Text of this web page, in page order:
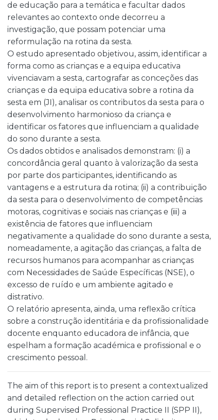
de educação para a temática e facultar dados
relevantes ao contexto onde decorreu a
investigação, que possam potenciar uma
reformulação na rotina da sesta.
O estudo apresentado objetivou, assim, identificar a
forma como as crianças e a equipa educativa
vivenciavam a sesta, cartografar as conceções das
crianças e da equipa educativa sobre a rotina da
sesta em (JI), analisar os contributos da sesta para o
desenvolvimento harmonioso da criança e
identificar os fatores que influenciam a qualidade
do sono durante a sesta.
Os dados obtidos e analisados demonstram: (i) a
concordância geral quanto à valorização da sesta
por parte dos participantes, identificando as
vantagens e a estrutura da rotina; (ii) a contribuição
da sesta para o desenvolvimento de competências
motoras, cognitivas e sociais nas crianças e (iii) a
existência de fatores que influenciam
negativamente a qualidade do sono durante a sesta,
nomeadamente, a agitação das crianças, a falta de
recursos humanos para acompanhar as crianças
com Necessidades de Saúde Específicas (NSE), o
excesso de ruído e um ambiente agitado e
distrativo.
O relatório apresenta, ainda, uma reflexão crítica
sobre a construção identitária e da profissionalidade
docente enquanto educadora de infância, que
espelham a formação académica e profissional e o
crescimento pessoal.
The aim of this report is to present a contextualized
and detailed reflection on the action carried out
during Supervised Professional Practice II (SPP II),